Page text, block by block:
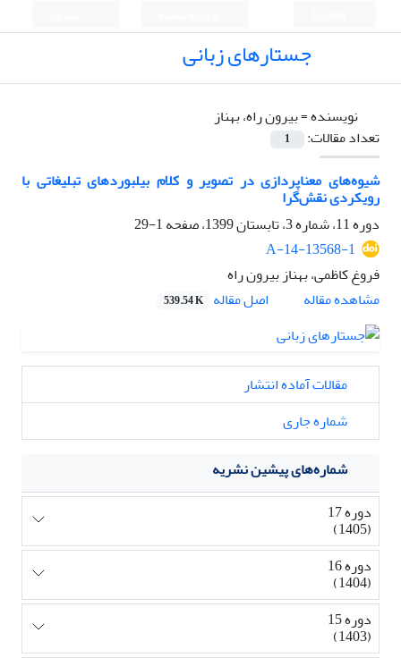
جستارهای زبانی
نویسنده =بیرون راه، بهناز
تعداد مقالات:
1
شیوه‌های معناپردازی در تصویر و کلام بیلبوردهای تبلیغاتی با
رویکردی نقش‌گرا
دوره 11، شماره 3، تابستان 1399، صفحه
1-29
A-14-13568-1
فروغ کاظمی، بهناز بیرون راه
مشاهده مقاله
اصل مقاله 539.54 K
مقالات آماده انتشار
شماره جاری
شماره‌های پیشین نشریه
دوره 17
(1405)
دوره 16
(1404)
دوره 15
(1403)